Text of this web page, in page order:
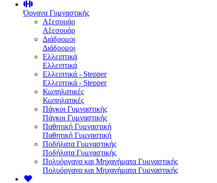
Όργανα Γυμναστικής
Αξεσουάρ
Αξεσουάρ
Διάδρομοι
Διάδρομοι
Ελλειπτικά
Ελλειπτικά
Ελλειπτικά - Stepper
Ελλειπτικά - Stepper
Κωπηλατικές
Κωπηλατικές
Πάγκοι Γυμναστικής
Πάγκοι Γυμναστικής
Παθητική Γυμναστική
Παθητική Γυμναστική
Ποδήλατα Γυμναστικής
Ποδήλατα Γυμναστικής
Πολυόργανα και Μηχανήματα Γυμναστικής
Πολυόργανα και Μηχανήματα Γυμναστικής